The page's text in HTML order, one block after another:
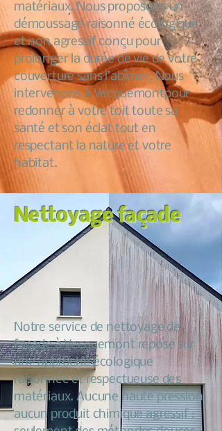
matériaux. Nous proposons un
démoussage raisonné écologique
et non agressif conçu pour
prolonger la durée de vie de votre
couverture sans l’abîmer. Nous
intervenons à Vecquemontpour
redonner à votre toit toute sa
santé et son éclat tout en
respectant la nature et votre
habitat.
Nettoyage façade
Notre service de nettoyage de
façade à Vecquemont repose sur
une approche écologique
raisonnée et respectueuse des
matériaux. Aucune haute pression
aucun produit chimique agressif :